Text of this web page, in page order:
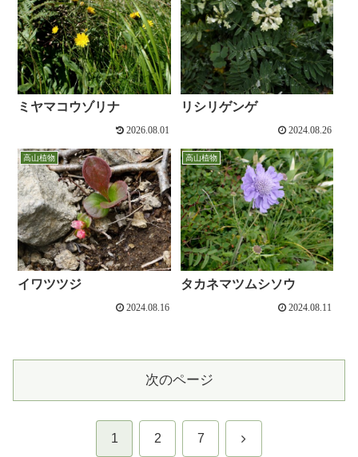
ミヤマコウゾリナ
2026.08.01
リシリゲンゲ
2024.08.26
高山植物
イワツツジ
2024.08.16
高山植物
タカネマツムシソウ
2024.08.11
次のページ
1 2 7 次